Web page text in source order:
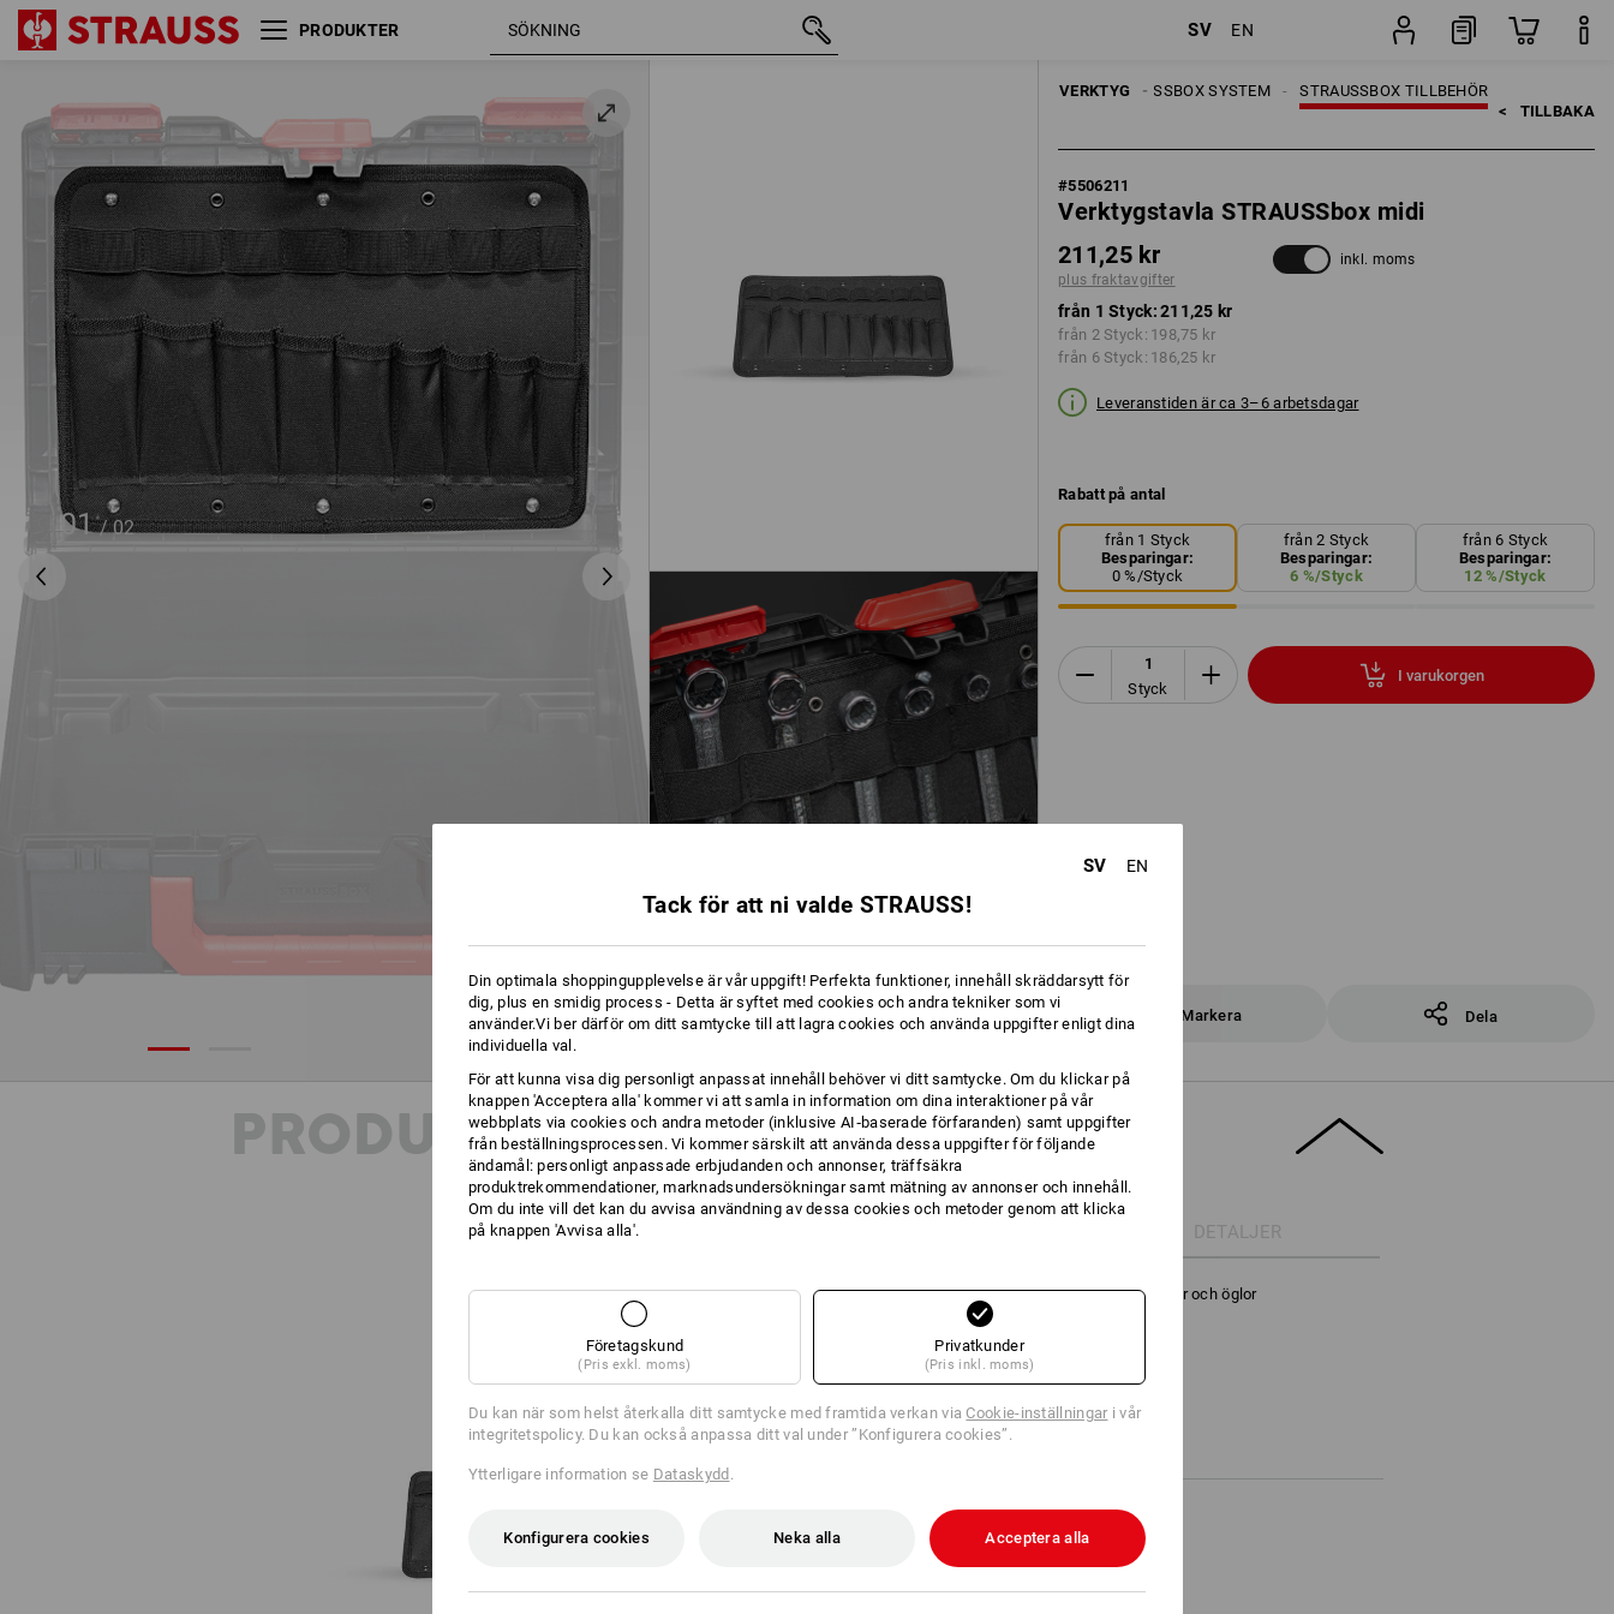
PRODUKTER SV EN
01 / 02
VERKTYG STRAUSSBOX TILLBEHÖR
STRAUSSBOX SYSTEM
HANDVERKTYG
< TILLBAKA
#5506211
Verktygstavla STRAUSSbox midi
211,25 kr
plus fraktavgifter
inkl. moms
från 1 Styck:211,25 kr
från 2 Styck: 198,75 kr
från 6 Styck: 186,25 kr
Leveranstiden är ca 3–6 arbetsdagar
Rabatt på antal
från 1 Styck
Besparingar:
0%/Styck
från 2 Styck
Besparingar:
6 %/Styck
från 6 Styck
Besparingar:
12 %/Styck
Styck
I varukorgen
Markera Dela
Verktygstavla STRAUSSbox
211,25 kr
PRODUKTINFORMATION
DETALJER
Verktygstavla med lock, och med 9 olika fickor och öglor
STRAUSSbox 118 midi
STRAUSSbox 145 midi
STRAUSSbox 215 midi
STRAUSSbox 340 midi
SV EN
Tack för att ni valde STRAUSS!
Din optimala shoppingupplevelse är vår uppgift! Perfekta funktioner, innehåll skräddarsytt för
dig, plus en smidig process - Detta är syftet med cookies och andra tekniker som vi
använder.Vi ber därför om ditt samtycke till att lagra cookies och använda uppgifter enligt dina
individuella val.
För att kunna visa dig personligt anpassat innehåll behöver vi ditt samtycke. Om du klickar på
knappen 'Acceptera alla' kommer vi att samla in information om dina interaktioner på vår
webbplats via cookies och andra metoder (inklusive AI‑baserade förfaranden) samt uppgifter
från beställningsprocessen. Vi kommer särskilt att använda dessa uppgifter för följande
ändamål: personligt anpassade erbjudanden och annonser, träffsäkra
produktrekommendationer, marknadsundersökningar samt mätning av annonser och innehåll.
Om du inte vill det kan du avvisa användning av dessa cookies och metoder genom att klicka
på knappen 'Avvisa alla'.
Företagskund
(Pris exkl. moms)
Privatkunder
(Pris inkl. moms)
Du kan när som helst återkalla ditt samtycke med framtida verkan viaCookie-inställningar i vår
integritetspolicy. Du kan också anpassa ditt val under ”Konfigurera cookies”.
Ytterligare information se Dataskydd .
Konfigurera cookies Neka alla Acceptera alla